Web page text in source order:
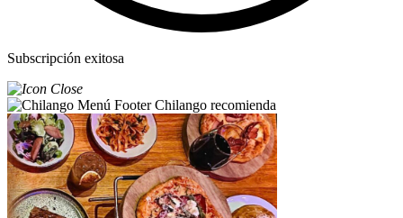
Subscripción exitosa
Chilango recomienda